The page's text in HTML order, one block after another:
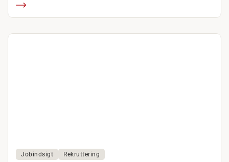
Jobindsigt Rekruttering